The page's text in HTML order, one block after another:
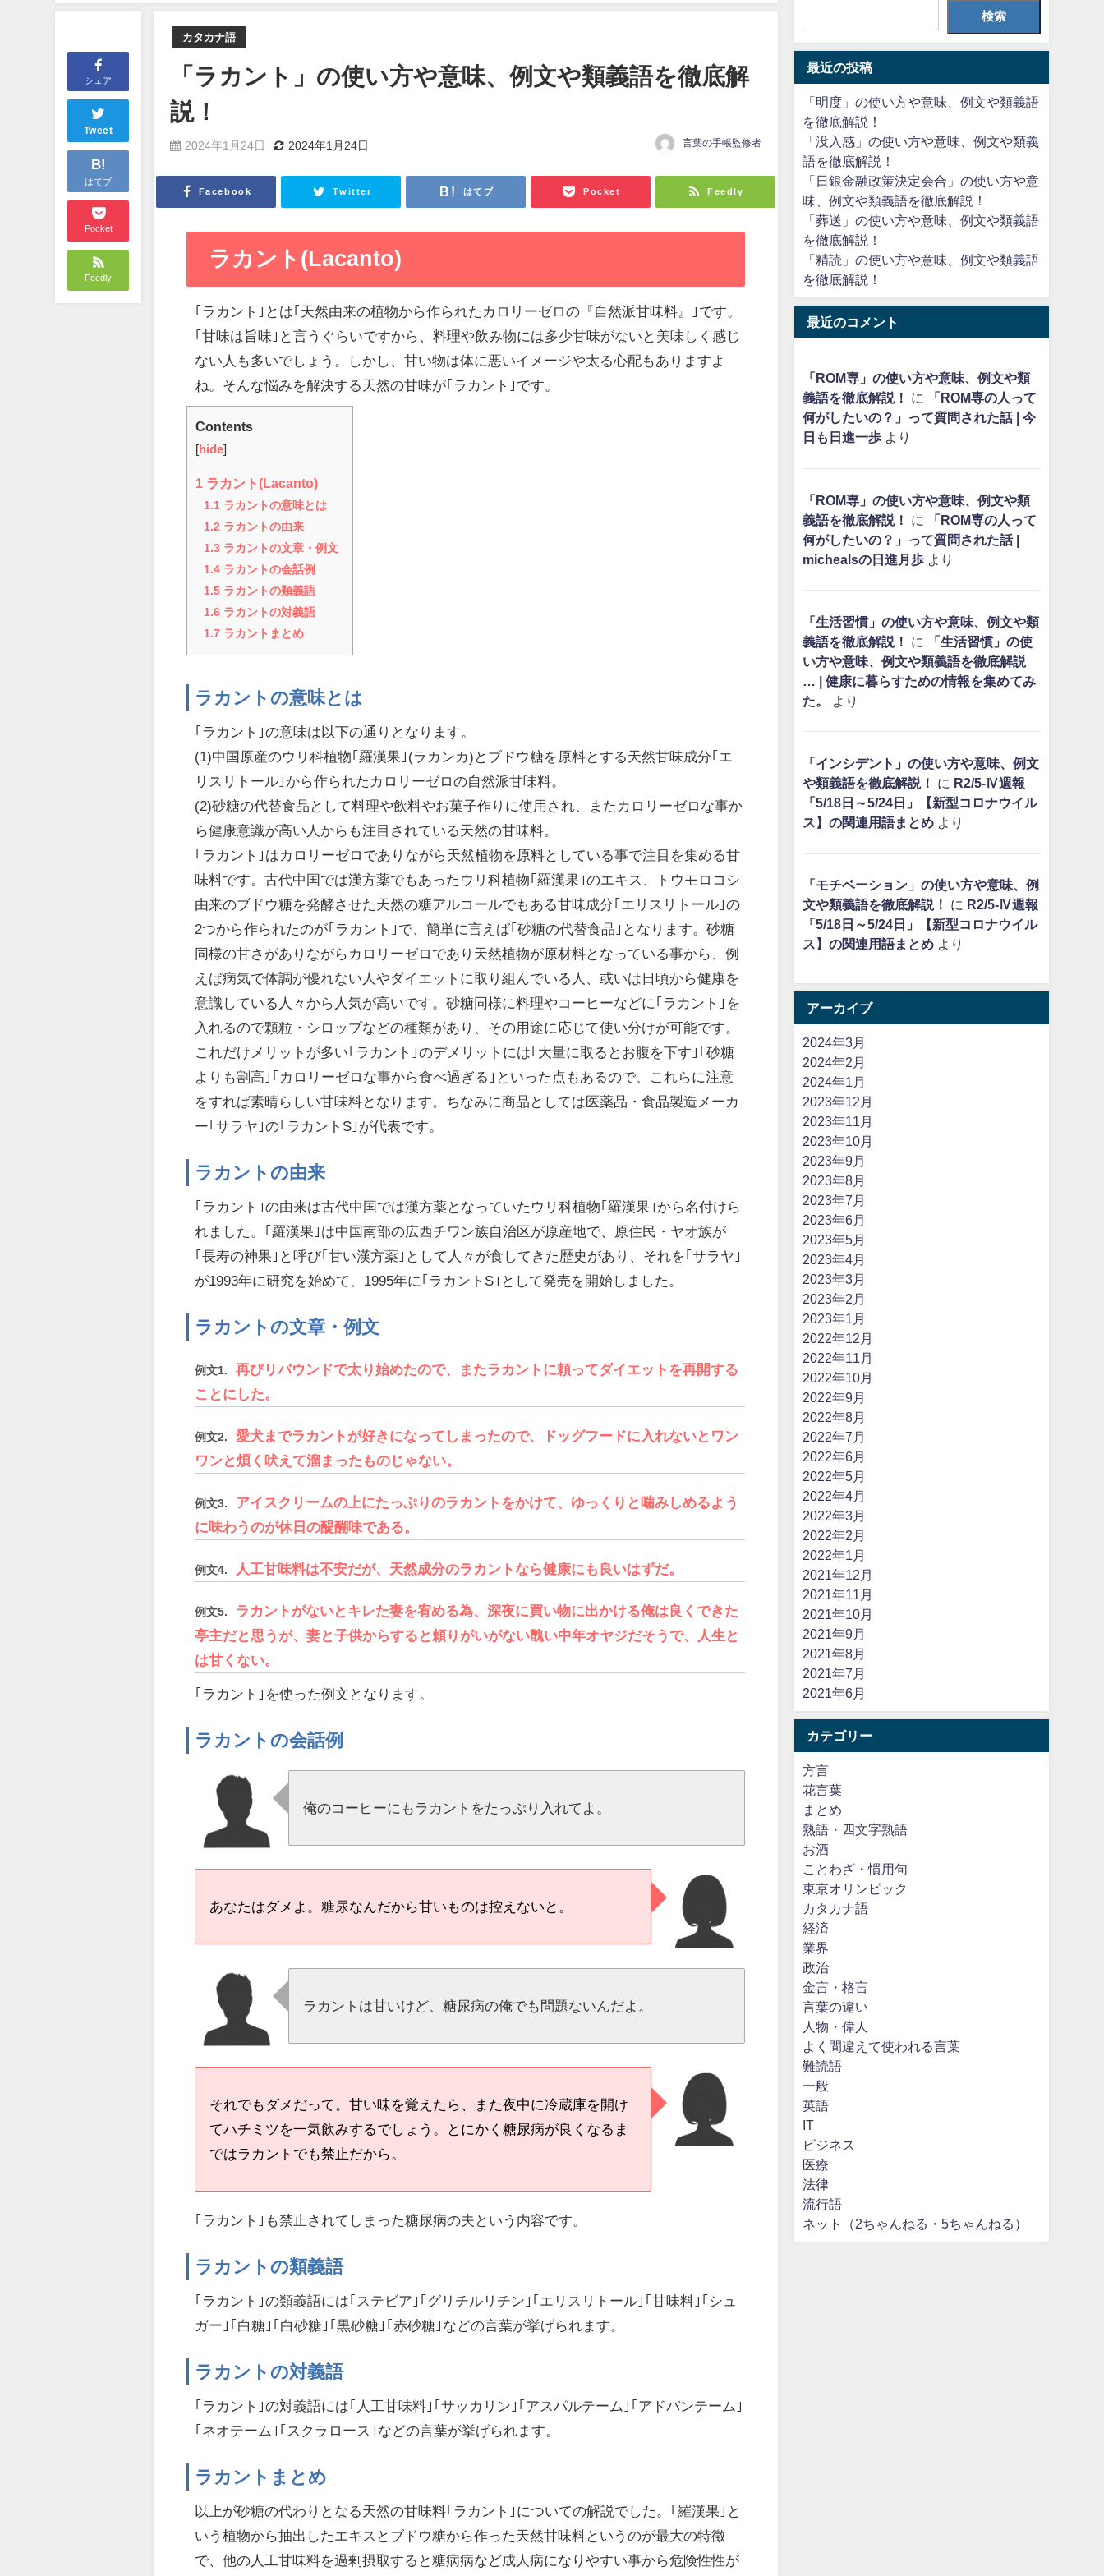
シェア
Tweet
B!
はてブ
Pocket
Feedly
カタカナ語
「ラカント」の使い方や意味、例文や類義語を徹底解
説！
2024年1月24日 2024年1月24日 言葉の手帳監修者
Facebook Twitter はてブ Pocket Feedly
ラカント(Lacanto)
｢ラカント｣とは｢天然由来の植物から作られたカロリーゼロの『自然派甘味料』｣です。
｢甘味は旨味｣と言うぐらいですから、料理や飲み物には多少甘味がないと美味しく感じ
ない人も多いでしょう。しかし、甘い物は体に悪いイメージや太る心配もありますよ
ね。そんな悩みを解決する天然の甘味が｢ラカント｣です。
Contents
[ hide]
1 ラカント(Lacanto)
1.1 ラカントの意味とは
1.2 ラカントの由来
1.3 ラカントの文章・例文
1.4 ラカントの会話例
1.5 ラカントの類義語
1.6 ラカントの対義語
1.7 ラカントまとめ
ラカントの意味とは
｢ラカント｣の意味は以下の通りとなります。
(1)中国原産のウリ科植物｢羅漢果｣(ラカンカ)とブドウ糖を原料とする天然甘味成分｢エ
リスリトール｣から作られたカロリーゼロの自然派甘味料。
(2)砂糖の代替食品として料理や飲料やお菓子作りに使用され、またカロリーゼロな事か
ら健康意識が高い人からも注目されている天然の甘味料。
｢ラカント｣はカロリーゼロでありながら天然植物を原料としている事で注目を集める甘
味料です。古代中国では漢方薬でもあったウリ科植物｢羅漢果｣のエキス、トウモロコシ
由来のブドウ糖を発酵させた天然の糖アルコールでもある甘味成分｢エリスリトール｣の
2つから作られたのが｢ラカント｣で、簡単に言えば｢砂糖の代替食品｣となります。砂糖
同様の甘さがありながらカロリーゼロであり天然植物が原材料となっている事から、例
えば病気で体調が優れない人やダイエットに取り組んでいる人、或いは日頃から健康を
意識している人々から人気が高いです。砂糖同様に料理やコーヒーなどに｢ラカント｣を
入れるので顆粒・シロップなどの種類があり、その用途に応じて使い分けが可能です。
これだけメリットが多い｢ラカント｣のデメリットには｢大量に取るとお腹を下す｣｢砂糖
よりも割高｣｢カロリーゼロな事から食べ過ぎる｣といった点もあるので、これらに注意
をすれば素晴らしい甘味料となります。ちなみに商品としては医薬品・食品製造メーカ
ー｢サラヤ｣の｢ラカントS｣が代表です。
ラカントの由来
｢ラカント｣の由来は古代中国では漢方薬となっていたウリ科植物｢羅漢果｣から名付けら
れました。｢羅漢果｣は中国南部の広西チワン族自治区が原産地で、原住民・ヤオ族が
｢長寿の神果｣と呼び｢甘い漢方薬｣として人々が食してきた歴史があり、それを｢サラヤ｣
が1993年に研究を始めて、1995年に｢ラカントS｣として発売を開始しました。
ラカントの文章・例文
例文1.
再びリバウンドで太り始めたので、またラカントに頼ってダイエットを再開する
ことにした。
例文2.
愛犬までラカントが好きになってしまったので、ドッグフードに入れないとワン
ワンと煩く吠えて溜まったものじゃない。
例文3.
アイスクリームの上にたっぷりのラカントをかけて、ゆっくりと噛みしめるよう
に味わうのが休日の醍醐味である。
例文4. 人工甘味料は不安だが、天然成分のラカントなら健康にも良いはずだ。
例文5.
ラカントがないとキレた妻を宥める為、深夜に買い物に出かける俺は良くできた
亭主だと思うが、妻と子供からすると頼りがいがない醜い中年オヤジだそうで、人生と
は甘くない。
｢ラカント｣を使った例文となります。
ラカントの会話例
俺のコーヒーにもラカントをたっぷり入れてよ。
あなたはダメよ。糖尿なんだから甘いものは控えないと。
ラカントは甘いけど、糖尿病の俺でも問題ないんだよ。
それでもダメだって。甘い味を覚えたら、また夜中に冷蔵庫を開け
てハチミツを一気飲みするでしょう。とにかく糖尿病が良くなるま
ではラカントでも禁止だから。
｢ラカント｣も禁止されてしまった糖尿病の夫という内容です。
ラカントの類義語
｢ラカント｣の類義語には｢ステビア｣｢グリチルリチン｣｢エリスリトール｣｢甘味料｣｢シュ
ガー｣｢白糖｣｢白砂糖｣｢黒砂糖｣｢赤砂糖｣などの言葉が挙げられます。
ラカントの対義語
｢ラカント｣の対義語には｢人工甘味料｣｢サッカリン｣｢アスパルテーム｣｢アドバンテーム｣
｢ネオテーム｣｢スクラロース｣などの言葉が挙げられます。
ラカントまとめ
以上が砂糖の代わりとなる天然の甘味料｢ラカント｣についての解説でした。｢羅漢果｣と
いう植物から抽出したエキスとブドウ糖から作った天然甘味料というのが最大の特徴
で、他の人工甘味料を過剰摂取すると糖病病など成人病になりやすい事から危険性性が
検索
最近の投稿
「明度」の使い方や意味、例文や類義語
を徹底解説！
「没入感」の使い方や意味、例文や類義
語を徹底解説！
「日銀金融政策決定会合」の使い方や意
味、例文や類義語を徹底解説！
「葬送」の使い方や意味、例文や類義語
を徹底解説！
「精読」の使い方や意味、例文や類義語
を徹底解説！
最近のコメント
「ROM専」の使い方や意味、例文や類
義語を徹底解説！
に
「ROM専の人って
何がしたいの？」って質問された話 | 今
日も日進一歩より
「ROM専」の使い方や意味、例文や類
義語を徹底解説！
に
「ROM専の人って
何がしたいの？」って質問された話 |
michealsの日進月歩より
「生活習慣」の使い方や意味、例文や類
義語を徹底解説！
に
「生活習慣」の使
い方や意味、例文や類義語を徹底解説
… | 健康に暮らすための情報を集めてみ
た。
より
「インシデント」の使い方や意味、例文
や類義語を徹底解説！
に R2/5-Ⅳ週報
「5/18日～5/24日」【新型コロナウイル
ス】の関連用語まとめより
「モチベーション」の使い方や意味、例
文や類義語を徹底解説！
に R2/5-Ⅳ週報
「5/18日～5/24日」【新型コロナウイル
ス】の関連用語まとめより
アーカイブ
2024年3月
2024年2月
2024年1月
2023年12月
2023年11月
2023年10月
2023年9月
2023年8月
2023年7月
2023年6月
2023年5月
2023年4月
2023年3月
2023年2月
2023年1月
2022年12月
2022年11月
2022年10月
2022年9月
2022年8月
2022年7月
2022年6月
2022年5月
2022年4月
2022年3月
2022年2月
2022年1月
2021年12月
2021年11月
2021年10月
2021年9月
2021年8月
2021年7月
2021年6月
カテゴリー
方言
花言葉
まとめ
熟語・四文字熟語
お酒
ことわざ・慣用句
東京オリンピック
カタカナ語
経済
業界
政治
金言・格言
言葉の違い
人物・偉人
よく間違えて使われる言葉
難読語
一般
英語
IT
ビジネス
医療
法律
流行語
ネット（2ちゃんねる・5ちゃんねる）